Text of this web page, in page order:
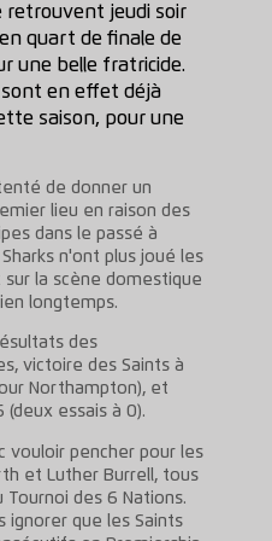
retrouvent jeudi soir
quart de finale de
une belle fratricide.
en effet déjà
saison, pour une
de donner un
lieu en raison des
dans le passé à
n'ont plus joué les
la scène domestique
longtemps.
des
victoire des Saints à
Northampton), et
(deux essais à 0).
vouloir pencher pour les
et Luther Burrell, tous
des 6 Nations.
ignorer que les Saints